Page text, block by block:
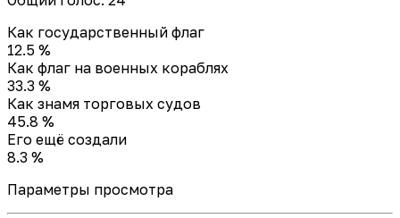
Как государственный флаг
12.5 %
Как флаг на военных кораблях
33.3 %
Как знамя торговых судов
45.8 %
Его ещё создали
8.3 %
Параметры просмотра